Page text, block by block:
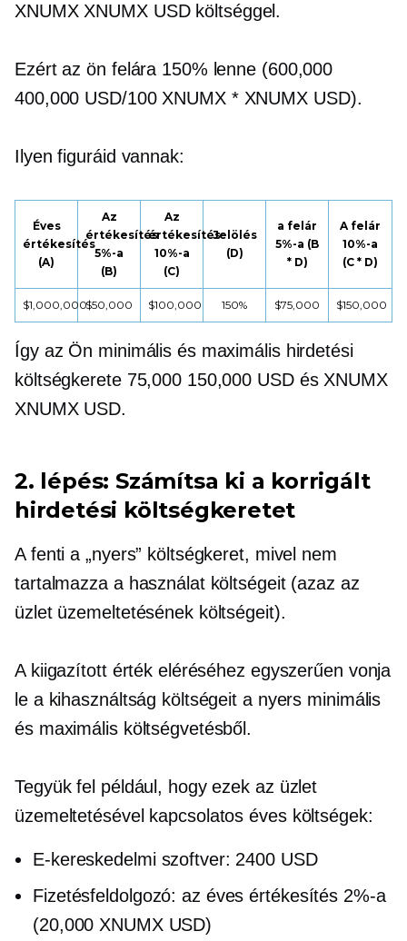
XNUMX XNUMX USD költséggel.
Ezért az ön felára 150% lenne (600,000
400,000 USD/100 XNUMX * XNUMX USD).
Ilyen figuráid vannak:
Éves
értékesítés
(A)
Az
értékesítés
5%-a
(B)
Az
értékesítés
10%-a
(C)
Jelölés
(D)
a felár
5%-a (B
* D)
A felár
10%-a
(C * D)
$1,000,000$50,000 $100,000 150% $75,000 $150,000
Így az Ön minimális és maximális hirdetési
költségkerete 75,000 150,000 USD és XNUMX
XNUMX USD.
2. lépés: Számítsa ki a korrigált
hirdetési költségkeretet
A fenti a „nyers” költségkeret, mivel nem
tartalmazza a használat költségeit (azaz az
üzlet üzemeltetésének költségeit).
A kiigazított érték eléréséhez egyszerűen vonja
le a kihasználtság költségeit a nyers minimális
és maximális költségvetésből.
Tegyük fel például, hogy ezek az üzlet
üzemeltetésével kapcsolatos éves költségek:
E-kereskedelmi szoftver: 2400 USD
Fizetésfeldolgozó: az éves értékesítés 2%-a
(20,000 XNUMX USD)